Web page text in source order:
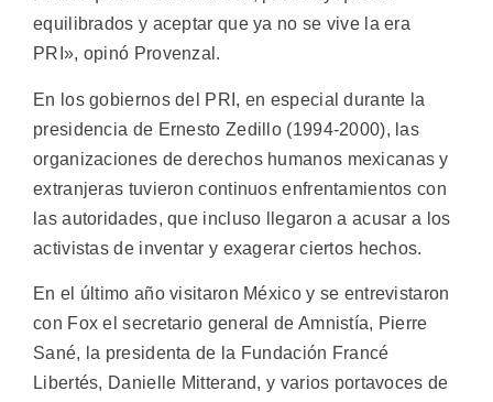
equilibrados y aceptar que ya no se vive la era
PRI», opinó Provenzal.
En los gobiernos del PRI, en especial durante la
presidencia de Ernesto Zedillo (1994-2000), las
organizaciones de derechos humanos mexicanas y
extranjeras tuvieron continuos enfrentamientos con
las autoridades, que incluso llegaron a acusar a los
activistas de inventar y exagerar ciertos hechos.
En el último año visitaron México y se entrevistaron
con Fox el secretario general de Amnistía, Pierre
Sané, la presidenta de la Fundación Francé
Libertés, Danielle Mitterand, y varios portavoces de